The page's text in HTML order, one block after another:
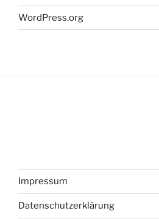
WordPress.org
Impressum
Datenschutzerklärung